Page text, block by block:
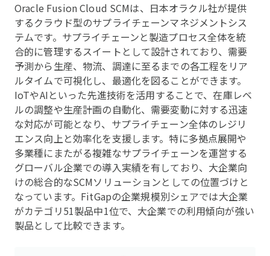
Oracle Fusion Cloud SCMは、日本オラクル社が提供
するクラウド型のサプライチェーンマネジメントシス
テムです。サプライチェーンと製造プロセス全体を統
合的に管理するスイートとして設計されており、需要
予測から生産、物流、調達に至るまでの各工程をリア
ルタイムで可視化し、最適化を図ることができます。
IoTやAIといった先進技術を活用することで、在庫レベ
ルの調整や生産計画の自動化、需要変動に対する迅速
な対応が可能となり、サプライチェーン全体のレジリ
エンス向上と効率化を支援します。特に多拠点展開や
多業種にまたがる複雑なサプライチェーンを運営する
グローバル企業での導入実績を有しており、大企業向
けの総合的なSCMソリューションとしての位置づけと
なっています。FitGapの企業規模別シェアでは大企業
がカテゴリ51製品中1位で、大企業での利用傾向が強い
製品として比較できます。